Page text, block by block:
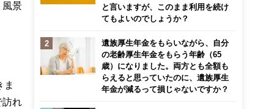
風景
ま
れ
と言いますが、このまま利用を続け
てもよいのでしょうか？
遺族厚生年金をもらいながら、自分
の老齢厚生年金をもらう年齢（65
歳）になりました。両方とも全額も
らえると思っていたのに、遺族厚生
年金が減るって損じゃないですか？